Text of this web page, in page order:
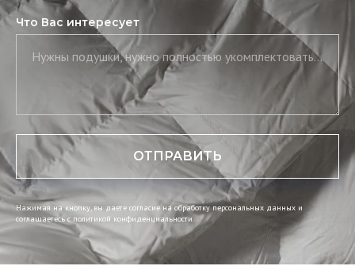
Что Вас интересует
Нужны подушки, нужно полностью укомплектовать постель, нужны скатерть и салфетки
ОТПРАВИТЬ
Нажимая на кнопку, вы даете согласие на обработку персональных данных и
соглашаетесь c политикой конфиденциальности.